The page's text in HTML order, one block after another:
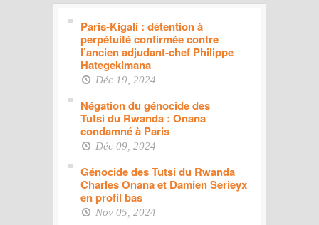
Paris-Kigali : détention à
perpétuité confirmée contre
l’ancien adjudant-chef Philippe
Hategekimana
Déc 19, 2024
Négation du génocide des
Tutsi du Rwanda : Onana
condamné à Paris
Déc 09, 2024
Génocide des Tutsi du Rwanda
Charles Onana et Damien Serieyx
en profil bas
Nov 05, 2024